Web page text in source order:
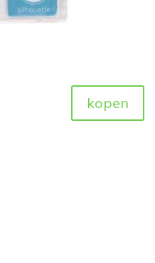
kopen